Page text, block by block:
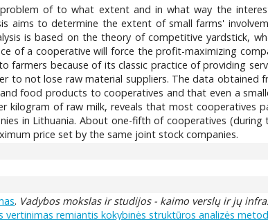
of to what extent and in what way the
aims to determine the extent of small farms'
is based on the theory of competitive yardstick,
of a cooperative will force the profit-maximizing
farmers because of its classic practice of providing
to not lose raw material suppliers. The data
food products to cooperatives and that even a
kilogram of raw milk, reveals that most cooperatives
in Lithuania. About one-fifth of cooperatives
price set by the same joint stock companies.
. Vadybos mokslas ir studijos - kaimo verslų ir jų
vertinimas remiantis kokybinės struktūros analizės